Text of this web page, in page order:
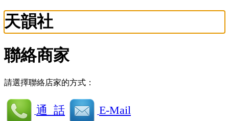
天韻社
聯絡商家
請選擇聯絡店家的方式：
通 話 E-Mail